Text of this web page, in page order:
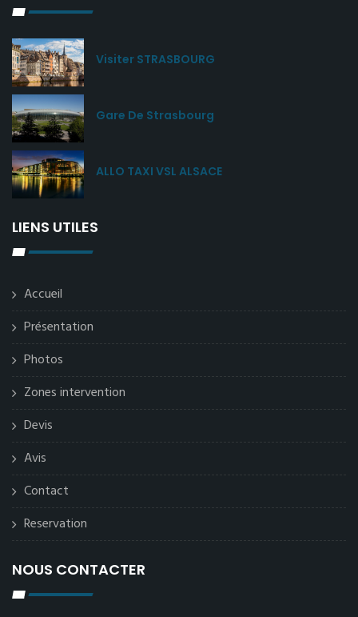
Visiter STRASBOURG
Gare De Strasbourg
ALLO TAXI VSL ALSACE
LIENS UTILES
Accueil
Présentation
Photos
Zones intervention
Devis
Avis
Contact
Reservation
NOUS CONTACTER